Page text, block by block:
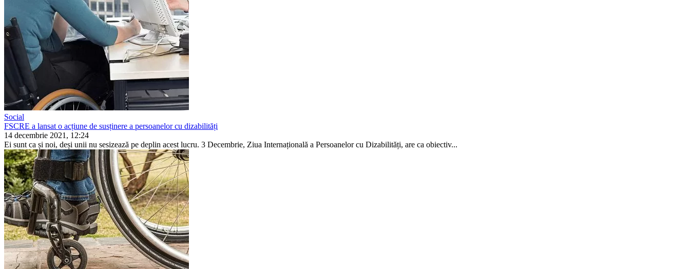
Social
FSCRE a lansat o acțiune de susținere a persoanelor cu dizabilități
14 decembrie 2021, 12:24
Ei sunt ca și noi, deși unii nu sesizează pe deplin acest lucru. 3 Decembrie, Ziua Internațională a Per­soanelor cu Dizabilități, are ca obiectiv...